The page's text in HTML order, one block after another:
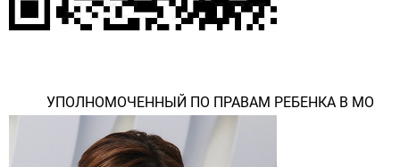
УПОЛНОМОЧЕННЫЙ ПО ПРАВАМ РЕБЕНКА В МО